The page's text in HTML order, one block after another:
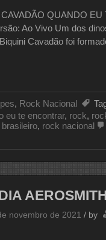
QUANDO EU
Ao Vivo Um dos
Cavadão foi
, Rock Nacional
eu te encontrar, rock,
, rock nacional
AEROSMITH
novembro de 2021 / by